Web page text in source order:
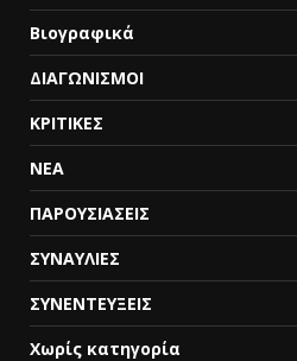
Βιογραφικά
ΔΙΑΓΩΝΙΣΜΟΙ
ΚΡΙΤΙΚΕΣ
ΝΕΑ
ΠΑΡΟΥΣΙΑΣΕΙΣ
ΣΥΝΑΥΛΙΕΣ
ΣΥΝΕΝΤΕΥΞΕΙΣ
Χωρίς κατηγορία